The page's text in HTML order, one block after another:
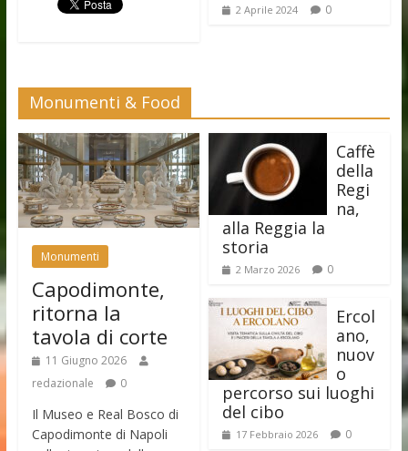
2 Aprile 2024 0
Monumenti & Food
Monumenti
Capodimonte,
ritorna la
tavola di corte
11 Giugno 2026
redazionale
0
Il Museo e Real Bosco di
Capodimonte di Napoli
Caffè
della
Regi
na,
alla Reggia la
storia
2 Marzo 2026 0
Ercol
ano,
nuov
o
percorso sui luoghi
del cibo
17 Febbraio 2026 0